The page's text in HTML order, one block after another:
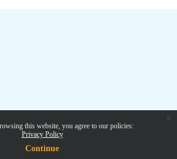
this website, you agree to our policies:
Privacy Policy
Continue